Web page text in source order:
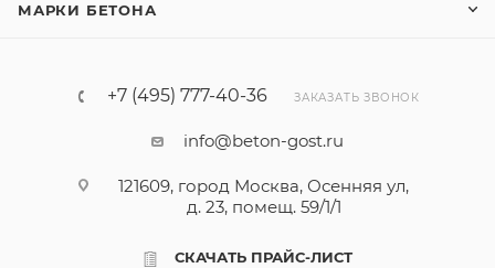
МАРКИ БЕТОНА
+7 (495) 777-40-36 ЗАКАЗАТЬ ЗВОНОК
info@beton-gost.ru
121609, город Москва, Осенняя ул,
д. 23, помещ. 59/1/1
СКАЧАТЬ ПРАЙС-ЛИСТ